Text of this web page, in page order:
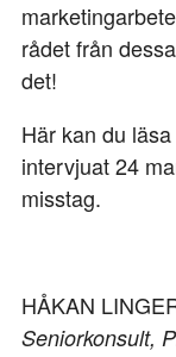
rådet från
det!
Här kan du
intervjuat 24
misstag.
HÅKAN
Seniorkonsult,